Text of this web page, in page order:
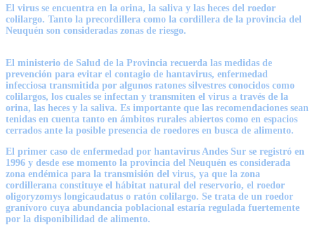
El virus se encuentra en la orina, la saliva y las heces del roedor
colilargo. Tanto la precordillera como la cordillera de la provincia del
Neuquén son consideradas zonas de riesgo.
El ministerio de Salud de la Provincia recuerda las medidas de
prevención para evitar el contagio de hantavirus, enfermedad
infecciosa transmitida por algunos ratones silvestres conocidos como
colilargos, los cuales se infectan y transmiten el virus a través de la
orina, las heces y la saliva. Es importante que las recomendaciones sean
tenidas en cuenta tanto en ámbitos rurales abiertos como en espacios
cerrados ante la posible presencia de roedores en busca de alimento.
El primer caso de enfermedad por hantavirus Andes Sur se registró en
1996 y desde ese momento la provincia del Neuquén es considerada
zona endémica para la transmisión del virus, ya que la zona
cordillerana constituye el hábitat natural del reservorio, el roedor
oligoryzomys longicaudatus o ratón colilargo. Se trata de un roedor
granívoro cuya abundancia poblacional estaría regulada fuertemente
por la disponibilidad de alimento.